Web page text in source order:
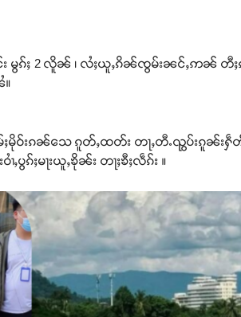
တၢင်း မွၵ်ႈ 2 လိူၼ် ၊ လႆႈယူႇၵိၼ်ၸွမ်းၼင်ႇ
။
ႈမိုဝ်းၵၼ်သေ ၵူတ်ႇထတ်း တႃႇတီႉၺွပ်းၵူၼ်းႁဵ
ၵ်ႈမႃးယူႇၶိုၼ်း တႃႈၶီႈလဵၵ်း ။